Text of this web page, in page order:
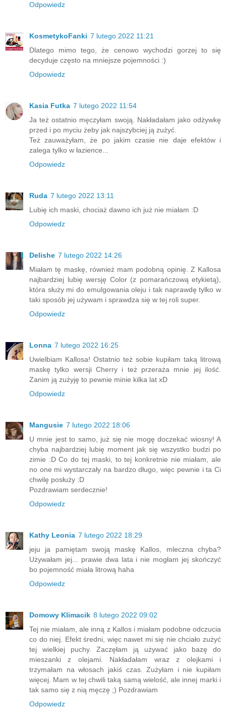
Odpowiedz
KosmetykoFanki 7 lutego 2022 11:21
Dlatego mimo tego, że cenowo wychodzi gorzej to się
decyduje często na mniejsze pojemności :)
Odpowiedz
Kasia Futka 7 lutego 2022 11:54
Ja też ostatnio męczyłam swoją. Nakładałam jako odżywkę
przed i po myciu żeby jak najszybciej ją zużyć.
Też zauważyłam, że po jakim czasie nie daje efektów i
zalega tylko w łazience...
Odpowiedz
Ruda 7 lutego 2022 13:11
Lubię ich maski, chociaż dawno ich już nie miałam :D
Odpowiedz
Delishe 7 lutego 2022 14:26
Miałam tę maskę, również mam podobną opinię. Z Kallosa
najbardziej lubię wersję Color (z pomarańczową etykietą),
która służy mi do emulgowania oleju i tak naprawdę tylko w
taki sposób jej używam i sprawdza się w tej roli super.
Odpowiedz
Lonna 7 lutego 2022 16:25
Uwielbiam Kallosa! Ostatnio też sobie kupiłam taką litrową
maskę tylko wersji Cherry i też przeraża mnie jej ilość.
Zanim ją zużyję to pewnie minie kilka lat xD
Odpowiedz
Mangusie 7 lutego 2022 18:06
U mnie jest to samo, już się nie mogę doczekać wiosny! A
chyba najbardziej lubię moment jak się wszystko budzi po
zimie :D Co do tej maski, to tej konkretnie nie miałam, ale
no one mi wystarczały na bardzo długo, więc pewnie i ta Ci
chwilę posłuży :D
Pozdrawiam serdecznie!
Odpowiedz
Kathy Leonia 7 lutego 2022 18:29
jeju ja pamiętam swoją maskę Kallos, mleczna chyba?
Używałam jej... prawie dwa lata i nie mogłam jej skończyć
bo pojemność miała litrową haha
Odpowiedz
Domowy Klimacik 8 lutego 2022 09:02
Tej nie miałam, ale inną z Kallos i miałam podobne odczucia
co do niej. Efekt średni, więc nawet mi się nie chciało zużyć
tej wielkiej puchy. Zaczęłam ją używać jako bazę do
mieszanki z olejami. Nakładałam wraz z olejkami i
trzymałam na włosach jakiś czas. Zużyłam i nie kupiłam
więcej. Mam w tej chwili taką samą wielość, ale innej marki i
tak samo się z nią męczę ;) Pozdrawiam
Odpowiedz